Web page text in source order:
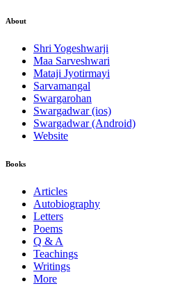
About
Shri Yogeshwarji
Maa Sarveshwari
Mataji Jyotirmayi
Sarvamangal
Swargarohan
Swargadwar (ios)
Swargadwar (Android)
Website
Books
Articles
Autobiography
Letters
Poems
Q & A
Teachings
Writings
More